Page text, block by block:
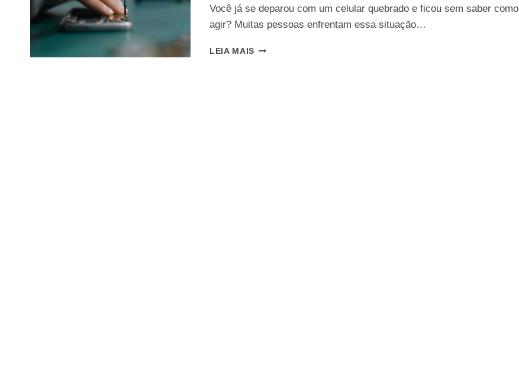
Você já se deparou com um celular quebrado e ficou sem saber como
agir? Muitas pessoas enfrentam essa situação…
LEIA MAIS GUIA